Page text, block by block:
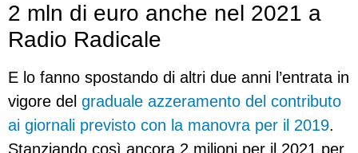
2 mln di euro anche nel 2021 a
Radio Radicale
E lo fanno spostando di altri due anni l’entrata in
vigore del graduale azzeramento del contributo
ai giornali previsto con la manovra per il 2019.
Stanziando così ancora 2 milioni per il 2021 per